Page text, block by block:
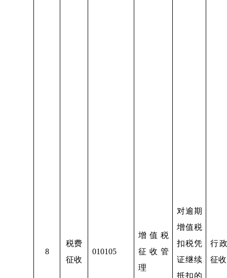
8
税费
征收
010105
增值税
征收管
理
对逾期
增值税
扣税凭
证继续
抵扣的
行
征收